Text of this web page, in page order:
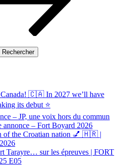
Rechercher
Canada! 🇨🇦 In 2027 we’ll have
its debut ⭐
– JP, une voix hors du commun
– Fort Boyard 2026
of the Croatian nation 💅 🇭🇷 |
Tarayre… sur les épreuves | FORT
E05